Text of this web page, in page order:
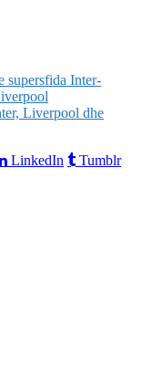
supersfida Inter-
Liverpool dhe
LinkedIn
Tumblr